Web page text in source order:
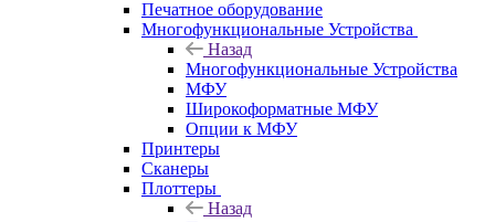
Печатное оборудование
Многофункциональные Устройства
Назад
Многофункциональные Устройства
МФУ
Широкоформатные МФУ
Опции к МФУ
Принтеры
Сканеры
Плоттеры
Назад